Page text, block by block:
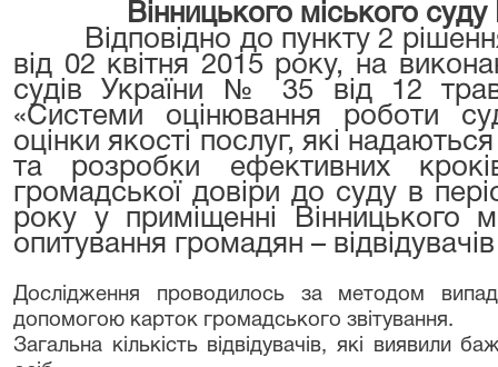
Вінницького міського
Відповідно до пункту 2
від 02 квітня 2015 року, на
судів України № 35 від 12
«Системи оцінювання роботи
оцінки якості послуг, які
та розробки ефективних
громадської довіри до суду в
року у приміщенні Вінницького
опитування громадян –
Дослідження проводилось за методом
допомогою карток громадського звітування.
Загальна кількість відвідувачів, які виявили